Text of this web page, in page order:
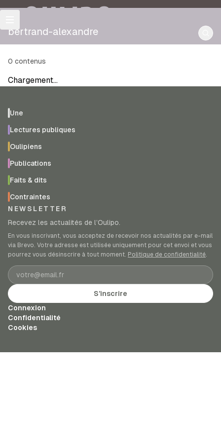
OULIPO
bertrand-alexandre
0 contenus
Chargement…
Une
Lectures publiques
Oulipiens
Publications
Faits & dits
Contraintes
NEWSLETTER
Recevez les actualités de l’Oulipo.
En vous inscrivant, vous acceptez de recevoir nos actualités par e-mail
via Brevo. Votre adresse est utilisée uniquement pour cet envoi et vous
pourrez vous désinscrire à tout moment. Politique de confidentialité.
Adresse e-mail
S’inscrire
Connexion
Confidentialité
Cookies